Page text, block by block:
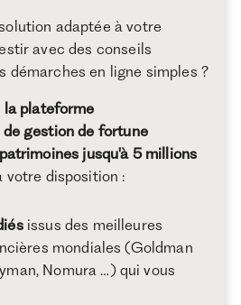
adaptée à votre
avec des conseils
démarches en ligne simples ?
la plateforme
gestion de fortune
jusqu'à 5 millions
votre disposition :
issus des meilleures
mondiales (Goldman
Nomura …) qui vous